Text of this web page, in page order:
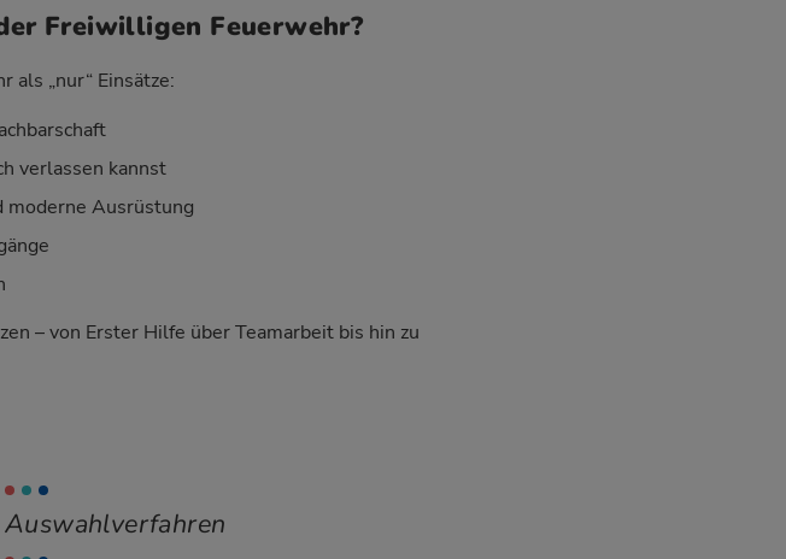
Freiwilligen Feuerwehr?
„nur“ Einsätze:
verlassen kannst
moderne Ausrüstung
– von Erster Hilfe über Teamarbeit bis hin zu